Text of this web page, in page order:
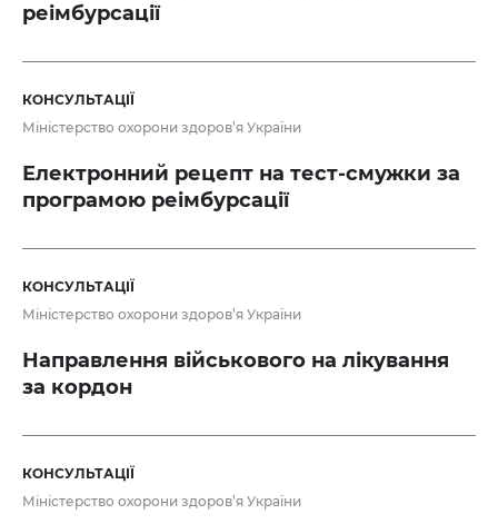
реімбурсації
КОНСУЛЬТАЦІЇ
Міністерство охорони здоров’я України
Електронний рецепт на тест-смужки за
програмою реімбурсації
КОНСУЛЬТАЦІЇ
Міністерство охорони здоров’я України
Направлення військового на лікування
за кордон
КОНСУЛЬТАЦІЇ
Міністерство охорони здоров’я України